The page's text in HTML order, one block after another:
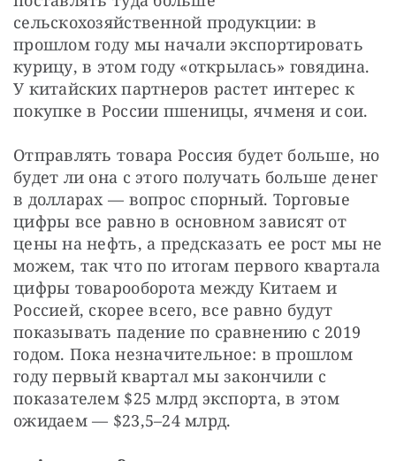
сельскохозяйственной продукции: в
прошлом году мы начали экспортировать
курицу, в этом году «открылась» говядина.
У китайских партнеров растет интерес к
покупке в России пшеницы, ячменя и сои.
Отправлять товара Россия будет больше, но
будет ли она с этого получать больше денег
в долларах — вопрос спорный. Торговые
цифры все равно в основном зависят от
цены на нефть, а предсказать ее рост мы не
можем, так что по итогам первого квартала
цифры товарооборота между Китаем и
Россией, скорее всего, все равно будут
показывать падение по сравнению с 2019
годом. Пока незначительное: в прошлом
году первый квартал мы закончили с
показателем $25 млрд экспорта, в этом
ожидаем — $23,5–24 млрд.